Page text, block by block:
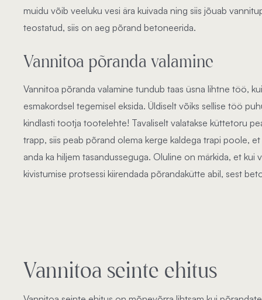
muidu võib veeluku vesi ära kuivada ning siis jõuab
teostatud, siis on aeg põrand betoneerida.
Vannitoa põranda valamine
Vannitoa põranda valamine tundub taas üsna lihtne töö,
esmakordsel tegemisel eksida. Üldiselt võiks sellise töö
kindlasti tootja tootelehte! Tavaliselt valatakse küttetoru
trapp, siis peab põrand olema kerge kaldega trapi poole,
anda ka hiljem tasandusseguga. Oluline on märkida, et
kivistumise protsessi kiirendada põrandakütte abil, sest
Vannitoa seinte ehitus